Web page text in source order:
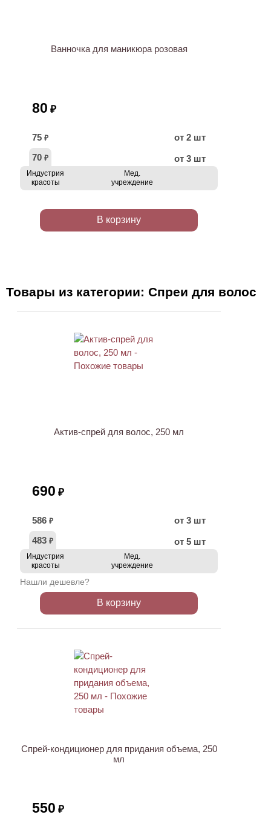
Ванночка для маникюра розовая
80 ₽
75 ₽
от 2 шт
70 ₽ от 3 шт
Индустрия
красоты
Мед.
учреждение
В корзину
Товары из категории: Спреи для волос
Актив-спрей для волос, 250 мл
690 ₽
586 ₽
от 3 шт
483 ₽ от 5 шт
Индустрия
красоты
Мед.
учреждение
Нашли дешевле?
В корзину
Спрей-кондиционер для придания объема, 250
мл
550 ₽